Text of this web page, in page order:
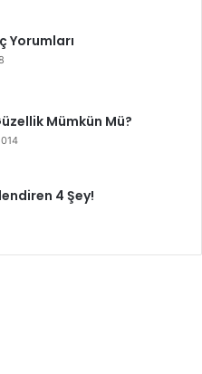
Yorumları
Mümkün Mü?
4 Şey!